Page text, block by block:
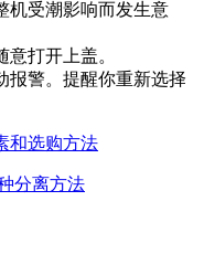
受潮影响而发生意
打开上盖。
警。提醒你重新选择
和选购方法
分离方法